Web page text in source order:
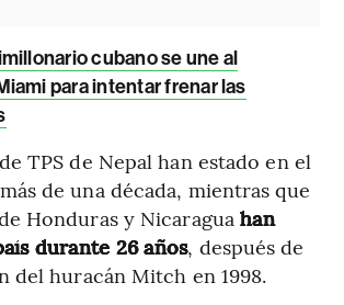
cubano se une al
para intentar frenar las
TPS de Nepal han estado en el
de una década, mientras que
Honduras y Nicaraguahan
durante 26 años, después de
del huracán Mitch en 1998.